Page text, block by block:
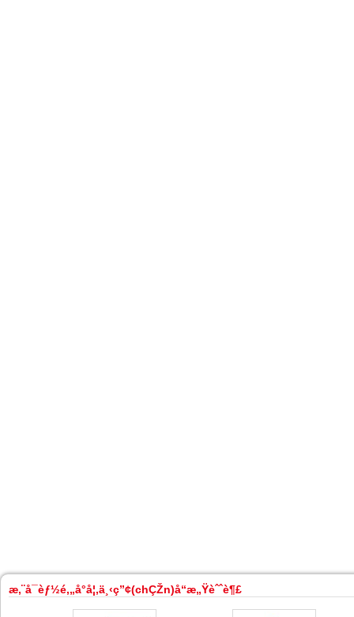
æ‚¨å¯èƒ½é‚„å°å¦‚ä¸‹ç”¢(chÇŽn)å“æ„Ÿèˆˆè¶£